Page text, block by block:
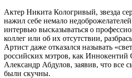
Актер Никита Кологривый, звезда
нажил себе немало
интервью высказываться о
коллег или об их отсутствии,
Артист даже отказался называть
российских мэтров, как Иннокентий
Александр Абдулов, заявив, что все
были скучны.